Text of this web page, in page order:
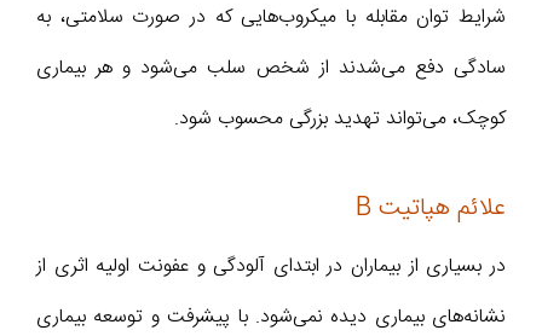
شرایط توان مقابله با میکروب‌هایی که در صورت سلامتی، به
سادگی دفع می‌شدند از شخص سلب می‌شود و هر بیماری
کوچک، می‌تواند تهدید بزرگی محسوب شود.
علائم هپاتیت B
در بسیاری از بیماران در ابتدای آلودگی و عفونت اولیه اثری از
نشانه‌های بیماری دیده نمی‌شود. با پیشرفت و توسعه بیماری